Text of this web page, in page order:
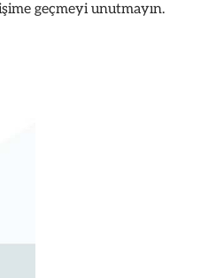
geçmeyi unutmayın.